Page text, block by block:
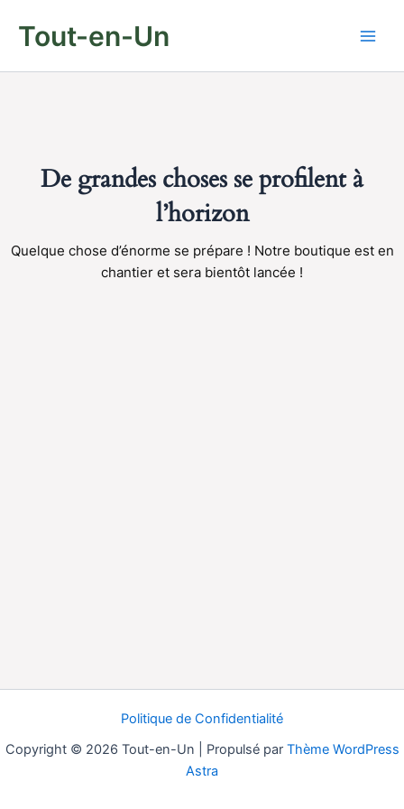
Tout-en-Un
De grandes choses se profilent à
l’horizon
Quelque chose d’énorme se prépare ! Notre boutique est en
chantier et sera bientôt lancée !
Politique de Confidentialité
Copyright © 2026 Tout-en-Un | Propulsé par Thème WordPress
Astra